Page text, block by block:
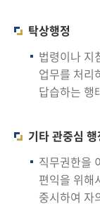
탁상행정
법령이나 지
업무를 처리
답습하는 행
기타 관중심 행
직무권한을
편익을 위해
중시하여 자